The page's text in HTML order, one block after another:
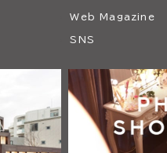
Web Magazine
SNS